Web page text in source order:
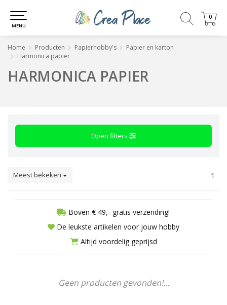
0
0
MENU
Home Producten Papierhobby's
Papier en karton
Harmonica papier
HARMONICA PAPIER
Open filters
Meest bekeken 1
Boven € 49,- gratis verzending!
De leukste artikelen voor jouw hobby
Altijd voordelig geprijsd
Geen producten gevonden!...